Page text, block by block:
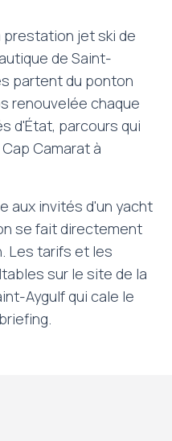
prestation jet ski de
de Saint-
partent du ponton
renouvelée chaque
d'État, parcours qui
Camarat à
aux invités d'un yacht
se fait directement
Les tarifs et les
sur le site de la
Aygulf qui cale le